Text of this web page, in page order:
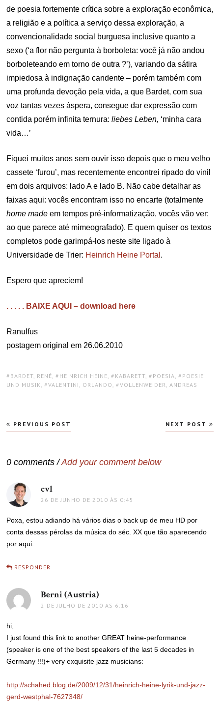
de poesia fortemente crítica sobre a exploração econômica,
a religião e a política a serviço dessa exploração, a
convencionalidade social burguesa inclusive quanto a
sexo (‘a flor não pergunta à borboleta: você já não andou
borboleteando em torno de outra ?’), variando da sátira
impiedosa à indignação candente – porém também com
uma profunda devoção pela vida, a que Bardet, com sua
voz tantas vezes áspera, consegue dar expressão com
contida porém infinita ternura:liebes Leben, ‘minha cara
vida…’
Fiquei muitos anos sem ouvir isso depois que o meu velho
cassete ‘furou’, mas recentemente encontrei ripado do vinil
em dois arquivos: lado A e lado B. Não cabe detalhar as
faixas aqui: vocês encontram isso no encarte (totalmente
home madeem tempos pré-informatização, vocês vão ver;
ao que parece até mimeografado). E quem quiser os textos
completos pode garimpá-los neste site ligado à
Universidade de Trier: Heinrich Heine Portal .
Espero que apreciem!
. . . . . BAIXE AQUI – download here
Ranulfus
postagem original em 26.06.2010
TAGS:
BARDET, RENÉ, HEINRICH HEINE, KABARETT, POESIA, POESIE
UND MUSIK, VALENTINI, ORLANDO , VOLLENWEIDER, ANDREAS
Navegação
de
PREVIOUS POST NEXT POST
0 comments /Add your comment below
cvl
26 DE JUNHO DE 2010 ÀS 0:45
Poxa, estou adiando há vários dias o back up de meu HD por
conta dessas pérolas da música do séc. XX que tão aparecendo
por aqui.
RESPONDER
Berni (Austria)
2 DE JULHO DE 2010 ÀS 6:16
hi,
I just found this link to another GREAT heine-performance
(speaker is one of the best speakers of the last 5 decades in
Germany !!!)+ very exquisite jazz musicians:
http://schahed.blog.de/2009/12/31/heinrich-heine-lyrik-und-jazz-
gerd-westphal-7627348/